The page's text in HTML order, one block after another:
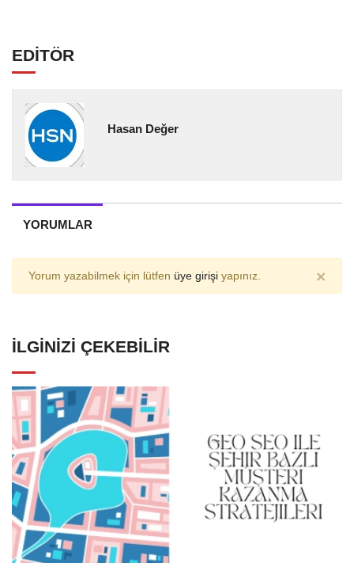
EDİTÖR
Hasan Değer
YORUMLAR
Yorum yazabilmek için lütfen üye girişi yapınız. ×
İLGINIZI ÇEKEBILIR